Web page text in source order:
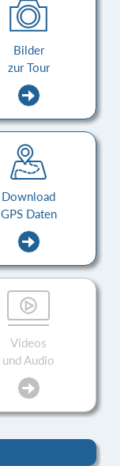
Bilder
zur Tour
Download
GPS Daten
Videos
und Audio